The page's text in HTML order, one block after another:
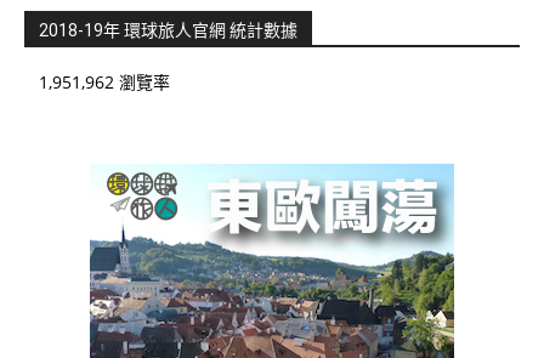
2018-19年 環球旅人官網 統計數據
1,951,962 瀏覽率